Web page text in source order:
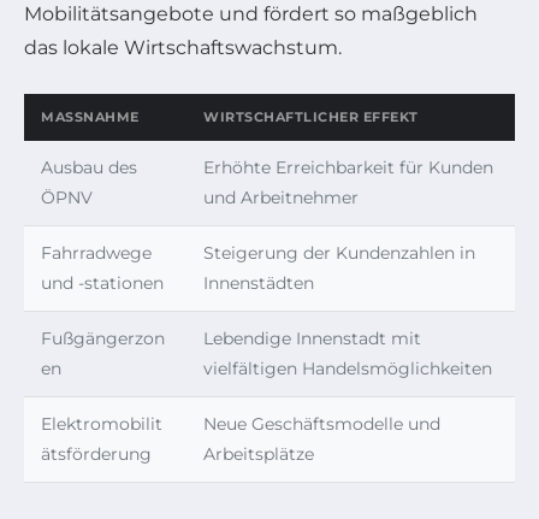
Mobilitätsangebote und fördert so maßgeblich
das lokale Wirtschaftswachstum.
MASSNAHME WIRTSCHAFTLICHER EFFEKT
Ausbau des
ÖPNV
Erhöhte Erreichbarkeit für Kunden
und Arbeitnehmer
Fahrradwege
und -stationen
Steigerung der Kundenzahlen in
Innenstädten
Fußgängerzon
en
Lebendige Innenstadt mit
vielfältigen Handelsmöglichkeiten
Elektromobilit
ätsförderung
Neue Geschäftsmodelle und
Arbeitsplätze